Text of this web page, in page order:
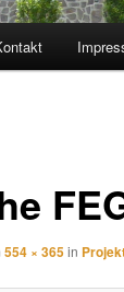
554 × 365in